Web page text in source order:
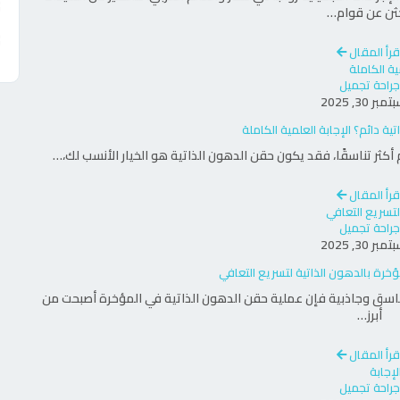
في ما يتعلق بمظهر الثديين من خلال تقديم
الخيارات
وتُحقن في الثديين لتحقيق مظهر طبيعي
طبيًا والتي تمنح حجمًا أكبر وشكلًا محددًا.
الزائدة بدقة مع الحفاظ على تناسق الشكل العام
بتقنيات متطورة
تُعد تقنية المؤخرة البرازيلية (Brazilian Butt Lift) من الإجراءات الحديثة التي تشهد إقبالًا واسعًا،
في منطقة المؤخرة لمنحها شكلاً مرتفعًا
يتم تنفيذ عملية
الحصول على نتائج آمنة، طبيعية، ودائمة، مع
عن قوام…
المقال
جراحة تجميل
30, 2025
دائم؟ الإجابة العلمية الكاملة
تناسقًا، فقد يكون حقن الدهون الذاتية هو الخيار الأنسب لك،…
المقال
جراحة تجميل
30, 2025
وجاذبية فإن عملية حقن الدهون الذاتية في المؤخرة أصبحت من
أبرز…
المقال
جراحة تجميل